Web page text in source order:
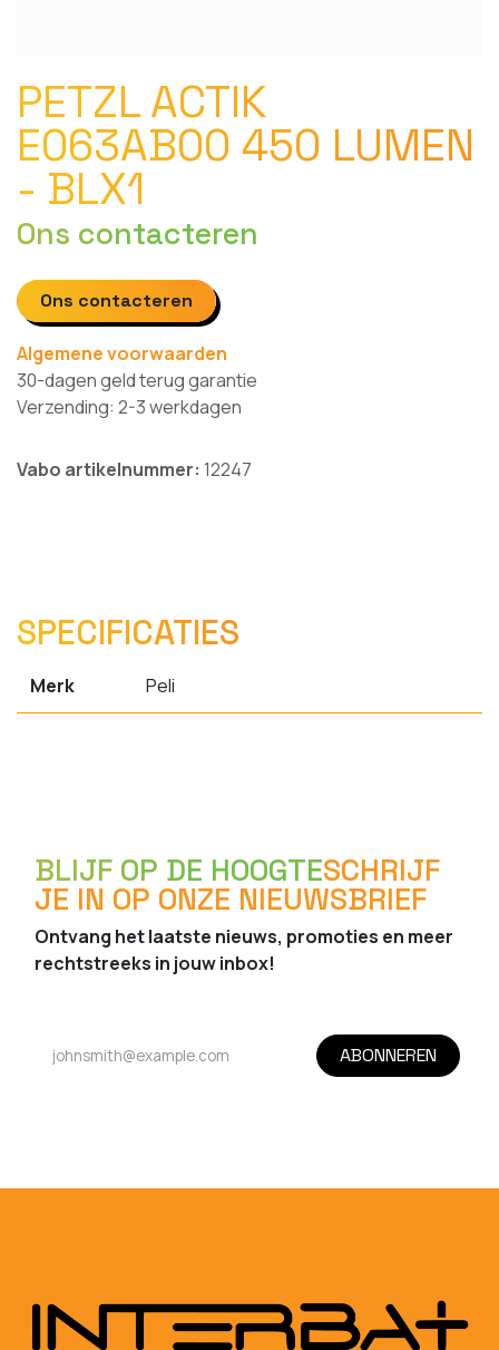
PETZL ACTIK
E063AB00 450 LUMEN
- BLX1
Ons contacteren
Ons contacteren
Algemene voorwaarden
30-dagen geld terug garantie
Verzending: 2-3 werkdagen
Vabo artikelnummer: 12247
SPECIFICATIES
Merk Peli
BLIJF OP DE HOOGTESCHRIJF
JE IN OP ONZE NIEUWSBRIEF
Ontvang het laatste nieuws, promoties en meer
rechtstreeks in jouw inbox!
ABONNEREN